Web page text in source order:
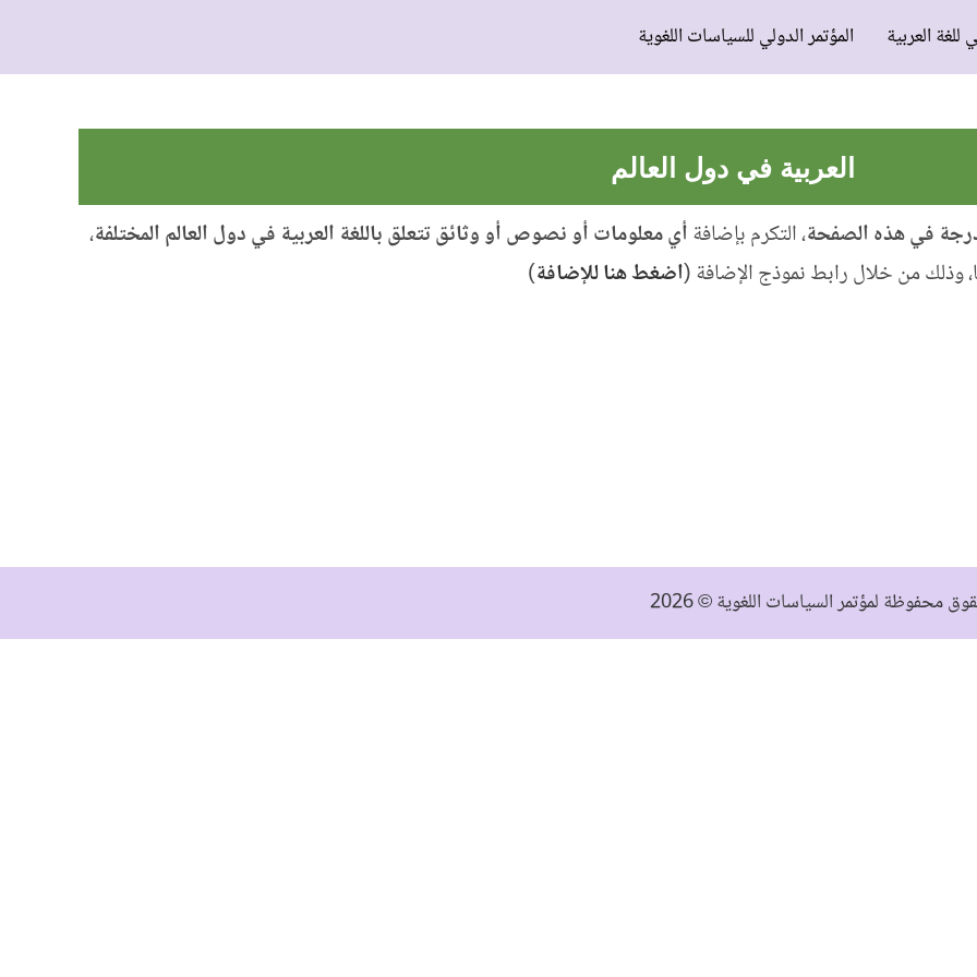
للغة العربية المؤتمر الدولي للسياسات اللغوية
العربية في دول العالم
في هذه الصفحة، التكرم بإضافةأي معلومات أو نصوص أو وثائق تتعلق باللغة العربية في دول العالم المختلفة،
وذلك من خلال رابط نموذج الإضافة (اضغط هنا للإضافة)
محفوظة لمؤتمر السياسات اللغوية © 2026